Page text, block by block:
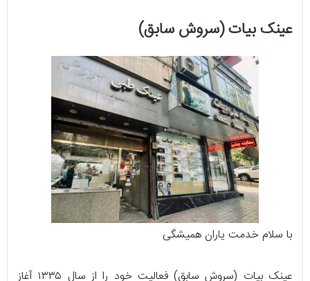
عینک بیات (سروش سابق)
با سلام خدمت یاران همیشگی
عینک بیات (سروش سابق) فعالیت خود را از سال ۱۳۳۵ آغاز